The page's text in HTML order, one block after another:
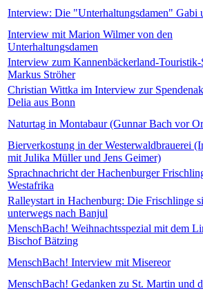
Interview: Die "Unterhaltungsdamen" Gabi
Interview mit Marion Wilmer von den
Unterhaltungsdamen
Interview zum Kannenbäckerland-
Markus Ströher
Christian Wittka im Interview zur
Delia aus Bonn
Naturtag in Montabaur (Gunnar Bach vor
Bierverkostung in der Westerwaldbrauerei
mit Julika Müller und Jens Geimer)
Sprachnachricht der Hachenburger
Westafrika
Ralleystart in Hachenburg: Die Frischlinge
unterwegs nach Banjul
MenschBach! Weihnachtsspezial mit dem
Bischof Bätzing
MenschBach! Interview mit Misereor
MenschBach! Gedanken zu St. Martin und